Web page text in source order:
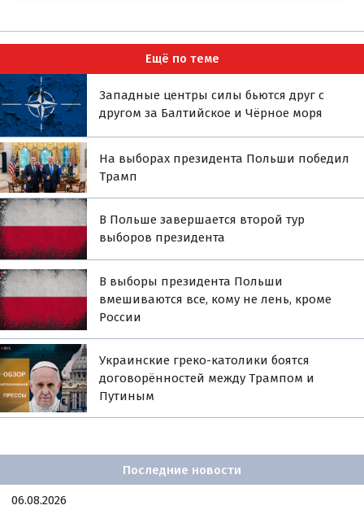
Ещё по теме
Западные центры силы бьются друг с
другом за Балтийское и Чёрное моря
На выборах президента Польши победил
Трамп
В Польше завершается второй тур
выборов президента
В выборы президента Польши
вмешиваются все, кому не лень, кроме
России
Украинские греко-католики боятся
договорённостей между Трампом и
Путиным
Последние новости
06.08.2026